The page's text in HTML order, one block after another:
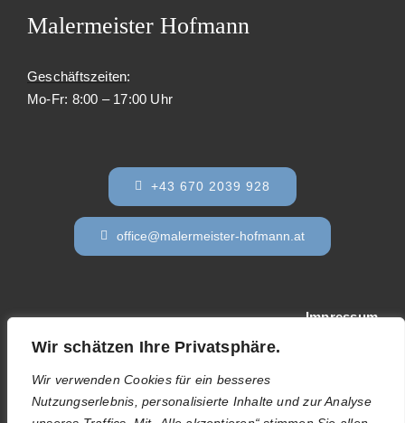
Wir schätzen Ihre Privatsphäre.
Wir verwenden Cookies für ein besseres
Nutzungserlebnis, personalisierte Inhalte und zur Analyse
Malermeister Hofmann
Geschäftszeiten:
Mo-Fr: 8:00 – 17:00 Uhr
+43 670 2039 928
office@malermeister-hofmann.at
Impressum
Datenschutzerklärung